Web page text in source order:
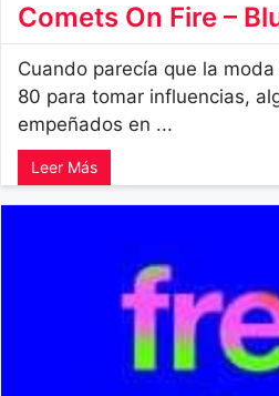
Comets On Fire –
Cuando parecía que la
80 para tomar influencias,
empeñados en ...
Leer Más